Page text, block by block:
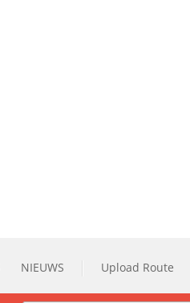
NIEUWS Upload Route